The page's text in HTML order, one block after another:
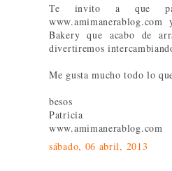
Te invito a que
Bakery que acabo de
divertiremos
Me gusta mucho todo lo
besos
Patricia
www.amimanerablog.com
sábado, 06 abril, 2013